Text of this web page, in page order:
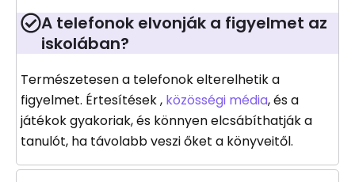
A telefonok elvonják a figyelmet az
iskolában?
Természetesen a telefonok elterelhetik a
figyelmet. Értesítések , közösségi média, és a
játékok gyakoriak, és könnyen elcsábíthatják a
tanulót, ha távolabb veszi őket a könyveitől.